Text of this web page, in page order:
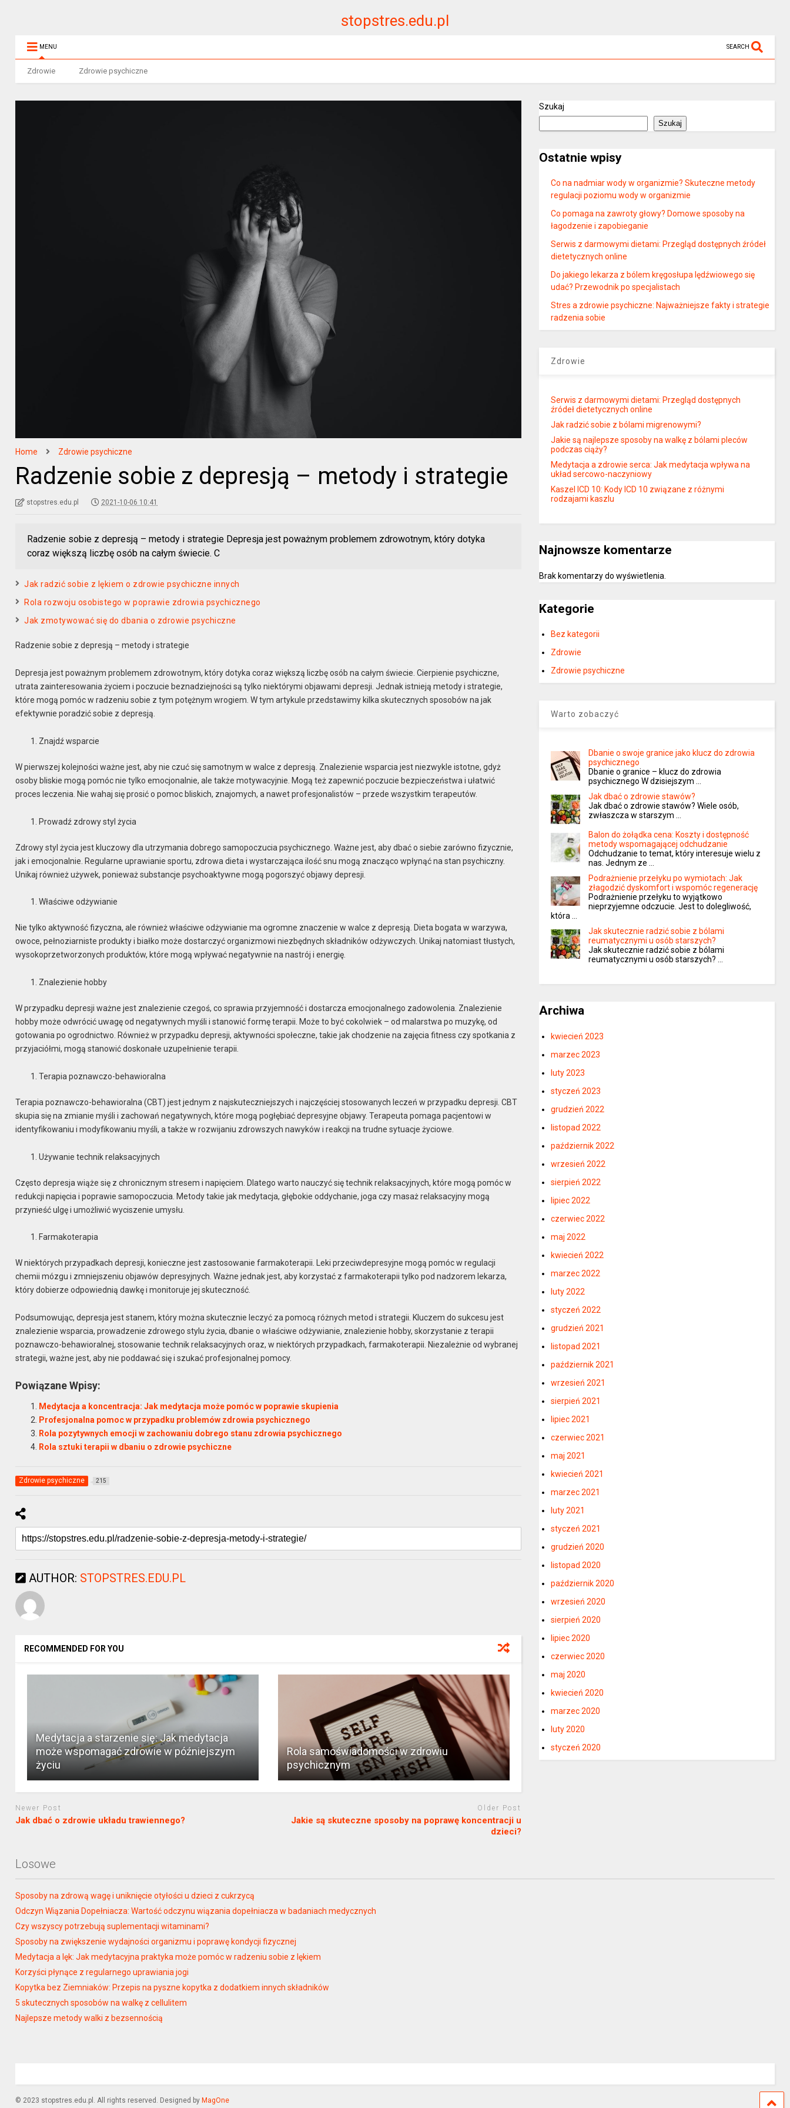
stopstres.edu.pl
MENU SEARCH
Zdrowie Zdrowie psychiczne
Home Zdrowie psychiczne
Radzenie sobie z depresją – metody i strategie
stopstres.edu.pl 2021-10-06 10:41
Radzenie sobie z depresją – metody i strategie Depresja jest poważnym problemem zdrowotnym, który dotyka
coraz większą liczbę osób na całym świecie. C
Jak radzić sobie z lękiem o zdrowie psychiczne innych
Rola rozwoju osobistego w poprawie zdrowia psychicznego
Jak zmotywować się do dbania o zdrowie psychiczne
Radzenie sobie z depresją – metody i strategie
Depresja jest poważnym problemem zdrowotnym, który dotyka coraz większą liczbę osób na całym świecie. Cierpienie psychiczne,
utrata zainteresowania życiem i poczucie beznadziejności są tylko niektórymi objawami depresji. Jednak istnieją metody i strategie,
które mogą pomóc w radzeniu sobie z tym potężnym wrogiem. W tym artykule przedstawimy kilka skutecznych sposobów na jak
efektywnie poradzić sobie z depresją.
Znajdź wsparcie
W pierwszej kolejności ważne jest, aby nie czuć się samotnym w walce z depresją. Znalezienie wsparcia jest niezwykle istotne, gdyż
osoby bliskie mogą pomóc nie tylko emocjonalnie, ale także motywacyjnie. Mogą też zapewnić poczucie bezpieczeństwa i ułatwić
proces leczenia. Nie wahaj się prosić o pomoc bliskich, znajomych, a nawet profesjonalistów – przede wszystkim terapeutów.
Prowadź zdrowy styl życia
Zdrowy styl życia jest kluczowy dla utrzymania dobrego samopoczucia psychicznego. Ważne jest, aby dbać o siebie zarówno fizycznie,
jak i emocjonalnie. Regularne uprawianie sportu, zdrowa dieta i wystarczająca ilość snu mogą znacząco wpłynąć na stan psychiczny.
Unikaj również używek, ponieważ substancje psychoaktywne mogą pogorszyć objawy depresji.
Właściwe odżywianie
Nie tylko aktywność fizyczna, ale również właściwe odżywianie ma ogromne znaczenie w walce z depresją. Dieta bogata w warzywa,
owoce, pełnoziarniste produkty i białko może dostarczyć organizmowi niezbędnych składników odżywczych. Unikaj natomiast tłustych,
wysokoprzetworzonych produktów, które mogą wpływać negatywnie na nastrój i energię.
Znalezienie hobby
W przypadku depresji ważne jest znalezienie czegoś, co sprawia przyjemność i dostarcza emocjonalnego zadowolenia. Znalezienie
hobby może odwrócić uwagę od negatywnych myśli i stanowić formę terapii. Może to być cokolwiek – od malarstwa po muzykę, od
gotowania po ogrodnictwo. Również w przypadku depresji, aktywności społeczne, takie jak chodzenie na zajęcia fitness czy spotkania z
przyjaciółmi, mogą stanowić doskonałe uzupełnienie terapii.
Terapia poznawczo-behawioralna
Terapia poznawczo-behawioralna (CBT) jest jednym z najskuteczniejszych i najczęściej stosowanych leczeń w przypadku depresji. CBT
skupia się na zmianie myśli i zachowań negatywnych, które mogą pogłębiać depresyjne objawy. Terapeuta pomaga pacjentowi w
identyfikowaniu i modyfikowaniu myśli, a także w rozwijaniu zdrowszych nawyków i reakcji na trudne sytuacje życiowe.
Używanie technik relaksacyjnych
Często depresja wiąże się z chronicznym stresem i napięciem. Dlatego warto nauczyć się technik relaksacyjnych, które mogą pomóc w
redukcji napięcia i poprawie samopoczucia. Metody takie jak medytacja, głębokie oddychanie, joga czy masaż relaksacyjny mogą
przynieść ulgę i umożliwić wyciszenie umysłu.
Farmakoterapia
W niektórych przypadkach depresji, konieczne jest zastosowanie farmakoterapii. Leki przeciwdepresyjne mogą pomóc w regulacji
chemii mózgu i zmniejszeniu objawów depresyjnych. Ważne jednak jest, aby korzystać z farmakoterapii tylko pod nadzorem lekarza,
który dobierze odpowiednią dawkę i monitoruje jej skuteczność.
Podsumowując, depresja jest stanem, który można skutecznie leczyć za pomocą różnych metod i strategii. Kluczem do sukcesu jest
znalezienie wsparcia, prowadzenie zdrowego stylu życia, dbanie o właściwe odżywianie, znalezienie hobby, skorzystanie z terapii
poznawczo-behawioralnej, stosowanie technik relaksacyjnych oraz, w niektórych przypadkach, farmakoterapii. Niezależnie od wybranej
strategii, ważne jest, aby nie poddawać się i szukać profesjonalnej pomocy.
Powiązane Wpisy:
Medytacja a koncentracja: Jak medytacja może pomóc w poprawie skupienia
Profesjonalna pomoc w przypadku problemów zdrowia psychicznego
Rola pozytywnych emocji w zachowaniu dobrego stanu zdrowia psychicznego
Rola sztuki terapii w dbaniu o zdrowie psychiczne
Zdrowie psychiczne 215
AUTHOR: STOPSTRES.EDU.PL
RECOMMENDED FOR YOU
Medytacja a starzenie się: Jak medytacja
może wspomagać zdrowie w późniejszym
życiu
Rola samoświadomości w zdrowiu
psychicznym
Newer Post
Jak dbać o zdrowie układu trawiennego?
Older Post
Jakie są skuteczne sposoby na poprawę koncentracji u
dzieci?
Szukaj
Szukaj
Ostatnie wpisy
Co na nadmiar wody w organizmie? Skuteczne metody
regulacji poziomu wody w organizmie
Co pomaga na zawroty głowy? Domowe sposoby na
łagodzenie i zapobieganie
Serwis z darmowymi dietami: Przegląd dostępnych źródeł
dietetycznych online
Do jakiego lekarza z bólem kręgosłupa lędźwiowego się
udać? Przewodnik po specjalistach
Stres a zdrowie psychiczne: Najważniejsze fakty i strategie
radzenia sobie
Zdrowie
Serwis z darmowymi dietami: Przegląd dostępnych
źródeł dietetycznych online
Jak radzić sobie z bólami migrenowymi?
Jakie są najlepsze sposoby na walkę z bólami pleców
podczas ciąży?
Medytacja a zdrowie serca: Jak medytacja wpływa na
układ sercowo-naczyniowy
Kaszel ICD 10: Kody ICD 10 związane z różnymi
rodzajami kaszlu
Najnowsze komentarze
Brak komentarzy do wyświetlenia.
Kategorie
Bez kategorii
Zdrowie
Zdrowie psychiczne
Warto zobaczyć
Dbanie o swoje granice jako klucz do zdrowia
psychicznego
Dbanie o granice – klucz do zdrowia
psychicznego W dzisiejszym …
Jak dbać o zdrowie stawów?
Jak dbać o zdrowie stawów? Wiele osób,
zwłaszcza w starszym …
Balon do żołądka cena: Koszty i dostępność
metody wspomagającej odchudzanie
Odchudzanie to temat, który interesuje wielu z
nas. Jednym ze …
Podrażnienie przełyku po wymiotach: Jak
złagodzić dyskomfort i wspomóc regenerację
Podrażnienie przełyku to wyjątkowo
nieprzyjemne odczucie. Jest to dolegliwość,
która …
Jak skutecznie radzić sobie z bólami
reumatycznymi u osób starszych?
Jak skutecznie radzić sobie z bólami
reumatycznymi u osób starszych? …
Archiwa
kwiecień 2023
marzec 2023
luty 2023
styczeń 2023
grudzień 2022
listopad 2022
październik 2022
wrzesień 2022
sierpień 2022
lipiec 2022
czerwiec 2022
maj 2022
kwiecień 2022
marzec 2022
luty 2022
styczeń 2022
grudzień 2021
listopad 2021
październik 2021
wrzesień 2021
sierpień 2021
lipiec 2021
czerwiec 2021
maj 2021
kwiecień 2021
marzec 2021
luty 2021
styczeń 2021
grudzień 2020
listopad 2020
październik 2020
wrzesień 2020
sierpień 2020
lipiec 2020
czerwiec 2020
maj 2020
kwiecień 2020
marzec 2020
luty 2020
styczeń 2020
Losowe
Sposoby na zdrową wagę i uniknięcie otyłości u dzieci z cukrzycą
Odczyn Wiązania Dopełniacza: Wartość odczynu wiązania dopełniacza w badaniach medycznych
Czy wszyscy potrzebują suplementacji witaminami?
Sposoby na zwiększenie wydajności organizmu i poprawę kondycji fizycznej
Medytacja a lęk: Jak medytacyjna praktyka może pomóc w radzeniu sobie z lękiem
Korzyści płynące z regularnego uprawiania jogi
Kopytka bez Ziemniaków: Przepis na pyszne kopytka z dodatkiem innych składników
5 skutecznych sposobów na walkę z cellulitem
Najlepsze metody walki z bezsennością
© 2023 stopstres.edu.pl. All rights reserved. Designed byMagOne